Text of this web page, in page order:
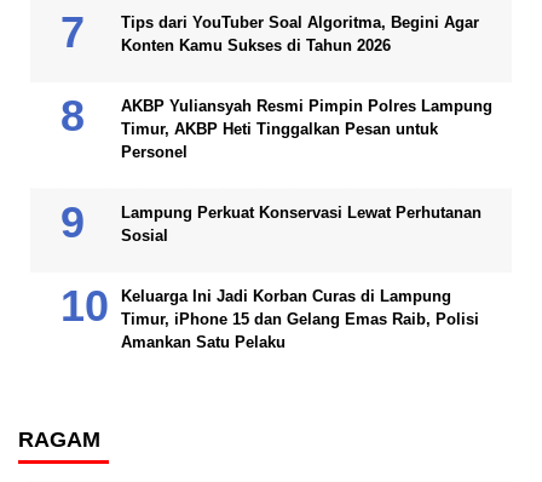
Tips dari YouTuber Soal Algoritma, Begini Agar
Konten Kamu Sukses di Tahun 2026
AKBP Yuliansyah Resmi Pimpin Polres Lampung
Timur, AKBP Heti Tinggalkan Pesan untuk
Personel
Lampung Perkuat Konservasi Lewat Perhutanan
Sosial
Keluarga Ini Jadi Korban Curas di Lampung
Timur, iPhone 15 dan Gelang Emas Raib, Polisi
Amankan Satu Pelaku
RAGAM